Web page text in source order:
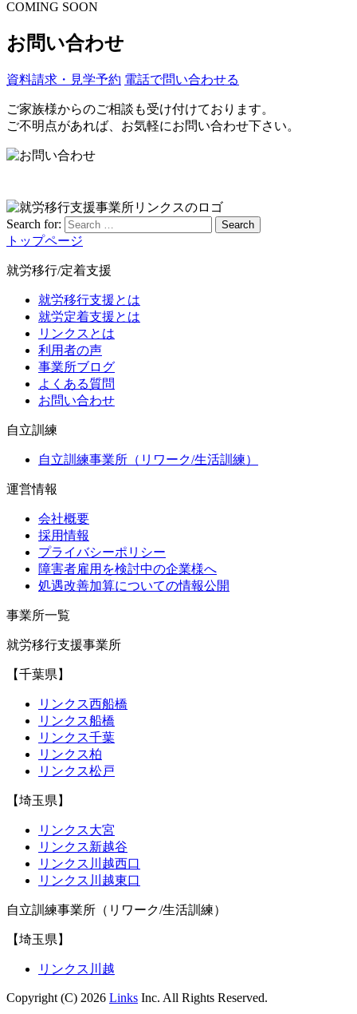
COMING SOON
お問い合わせ
資料請求・見学予約 電話で問い合わせる
ご家族様からのご相談も受け付けております。
ご不明点があれば、お気軽にお問い合わせ下さい。
Search for: Search
トップページ
就労移行/定着支援
就労移行支援とは
就労定着支援とは
リンクスとは
利用者の声
事業所ブログ
よくある質問
お問い合わせ
自立訓練
自立訓練事業所（リワーク/生活訓練）
運営情報
会社概要
採用情報
プライバシーポリシー
障害者雇用を検討中の企業様へ
処遇改善加算についての情報公開
事業所一覧
就労移行支援事業所
【千葉県】
リンクス西船橋
リンクス船橋
リンクス千葉
リンクス柏
リンクス松戸
【埼玉県】
リンクス大宮
リンクス新越谷
リンクス川越西口
リンクス川越東口
自立訓練事業所（リワーク/生活訓練）
【埼玉県】
リンクス川越
Copyright (C) 2026 Links Inc. All Rights Reserved.